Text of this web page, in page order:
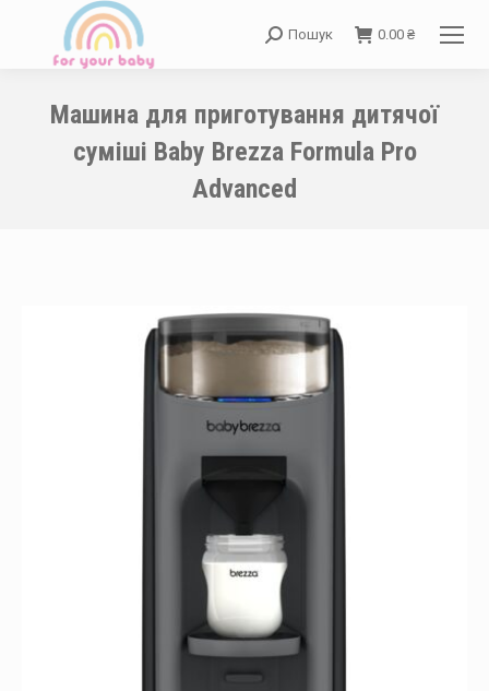
Search:
Пошук 0.00 ₴
Машина для приготування дитячої
суміші Baby Brezza Formula Pro
Advanced